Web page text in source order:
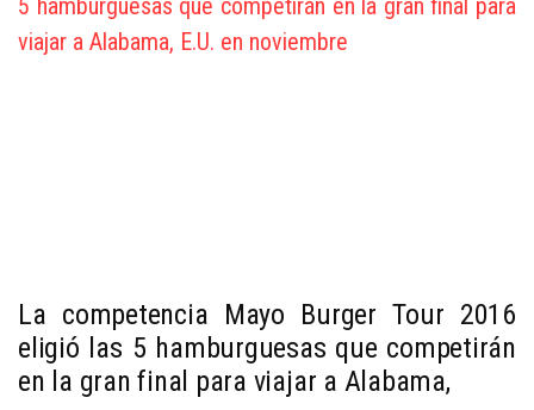
La competencia Mayo Burger Tour 2016
eligió las 5 hamburguesas que competirán
en la gran final para viajar a Alabama,